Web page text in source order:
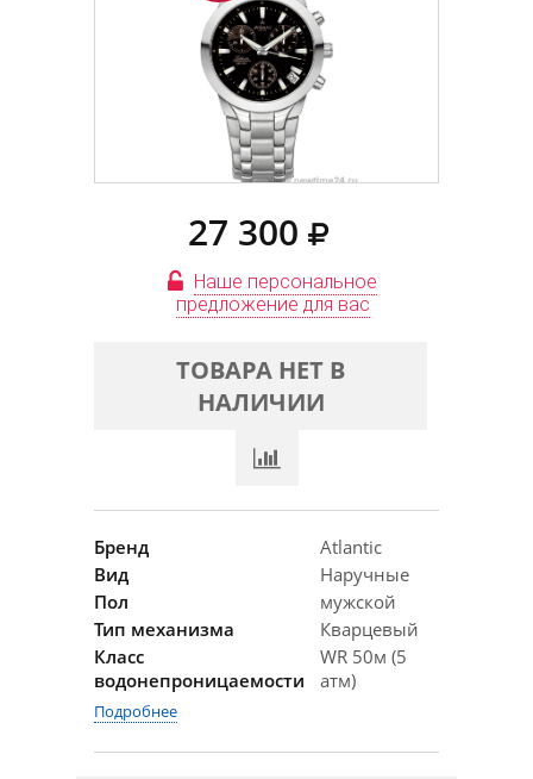
27 300
Наше персональное
предложение для вас
ТОВАРА НЕТ В
НАЛИЧИИ
Бренд
Atlantic
Вид
Наручные
Пол
мужской
Тип механизма
Кварцевый
Класс
водонепроницаемости
WR 50м (5
атм)
Подробнее